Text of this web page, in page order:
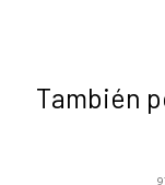
También